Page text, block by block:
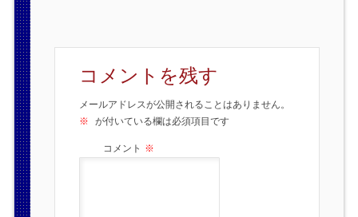
コメントを残す
メールアドレスが公開されることはありません。
※
が付いている欄は必須項目です
コメント ※